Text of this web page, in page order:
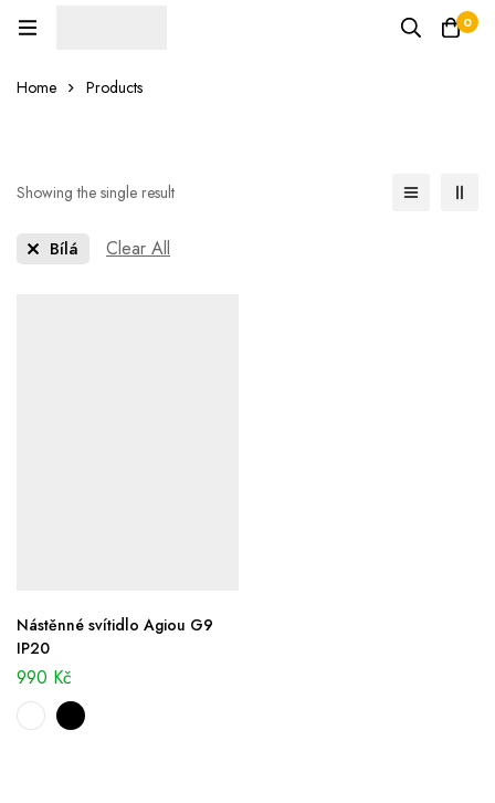
0
Home Products
Showing the single result
Bílá Clear All
Nástěnné svítidlo Agiou G9
IP20
990 Kč